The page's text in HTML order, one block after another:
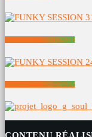
FUNKY SESSION 31/05/2026
FUNKY SESSION 24/05/2026